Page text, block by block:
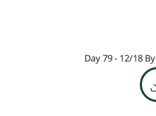
Day 79 - 12/18 By